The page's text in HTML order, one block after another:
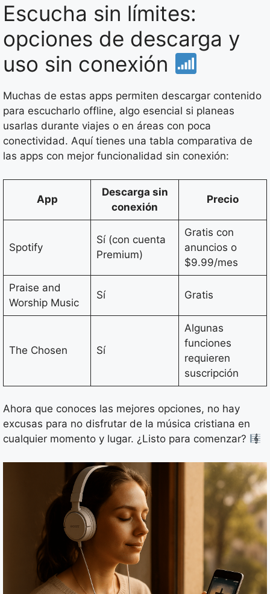
Escucha sin límites:
opciones de descarga y
uso sin conexión
Muchas de estas apps permiten descargar contenido
para escucharlo offline, algo esencial si planeas
usarlas durante viajes o en áreas con poca
conectividad. Aquí tienes una tabla comparativa de
las apps con mejor funcionalidad sin conexión:
App
Descarga sin
conexión
Precio
Spotify
Sí (con cuenta
Premium)
Gratis con
anuncios o
$9.99/mes
Praise and
Worship Music
Sí Gratis
The Chosen Sí
Algunas
funciones
requieren
suscripción
Ahora que conoces las mejores opciones, no hay
excusas para no disfrutar de la música cristiana en
cualquier momento y lugar. ¿Listo para comenzar?